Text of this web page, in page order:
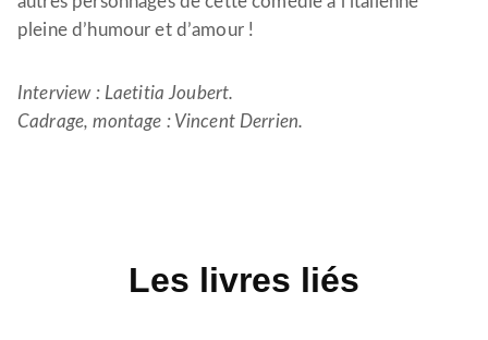
pleine d’humour et d’amour !
Interview : Laetitia Joubert.
Cadrage, montage : Vincent Derrien.
Les livres liés